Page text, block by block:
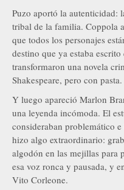
Puzo aportó la autenticidad:
tribal de la familia. Coppola
que todos los personajes
destino que ya estaba
transformaron una novela
Shakespeare, pero con pasta.
Y luego apareció Marlon
una leyenda incómoda. El
consideraban problemático
hizo algo extraordinario:
algodón en las mejillas para
esa voz ronca y pausada, y
Vito Corleone.